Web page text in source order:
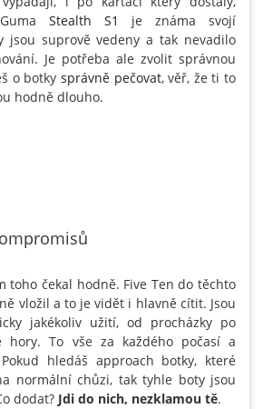
Stealth S1
je známa svojí
jsou suprově vedeny a tak nevadilo
Je potřeba ale zvolit správnou
o botky správně pečovat, věř, že ti to
hodně dlouho.
toho čekal hodně. Five Ten do těchto
vložil a to je vidět i hlavně cítit. Jsou
jakékoliv užití, od procházky po
hory. To vše za každého počasí a
hledáš approach botky, které
normální chůzi, tak tyhle boty jsou
dodat? Jdi do nich, nezklamou tě.